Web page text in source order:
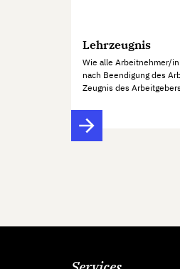
Lehrzeugnis
Wie alle Arbeitnehmer/
nach Beendigung des
Zeugnis des